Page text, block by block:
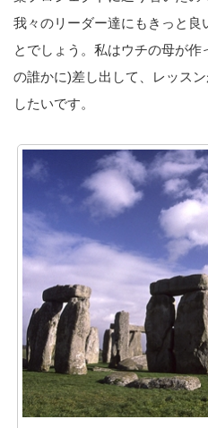
我々のリーダー達にもきっと良
とでしょう。私はウチの母が作
の誰かに)差し出して、レッス
したいです。